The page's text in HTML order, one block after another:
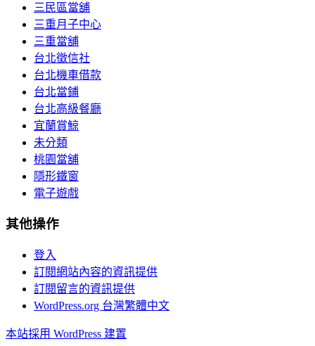
三民區當舖
三重月子中心
三重當舖
台北徵信社
台北機車借款
台北當鋪
台北高級餐廳
宜蘭賞鯨
未分類
桃園當舖
隱形鐵窗
電子遊戲
其他操作
登入
訂閱網站內容的資訊提供
訂閱留言的資訊提供
WordPress.org 台灣繁體中文
本站採用 WordPress 建置